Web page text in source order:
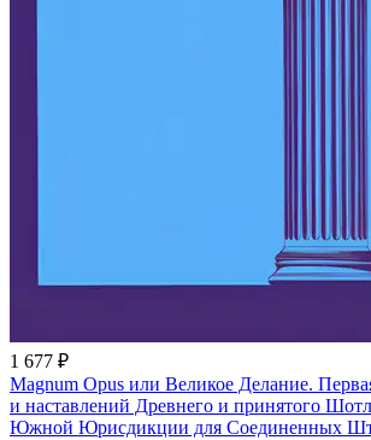
1 677 ₽
Magnum Opus или Великое Делание.
и наставлений Древнего и принятого
Южной Юрисдикции для Соединенных